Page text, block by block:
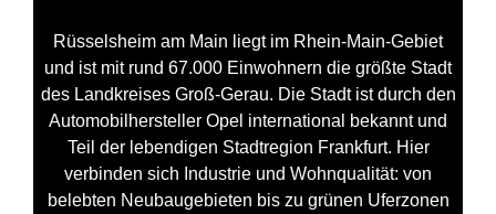
Rüsselsheim am Main liegt im Rhein-Main-Gebiet
und ist mit rund 67.000 Einwohnern die größte Stadt
des Landkreises Groß-Gerau. Die Stadt ist durch den
Automobilhersteller Opel international bekannt und
Teil der lebendigen Stadtregion Frankfurt. Hier
verbinden sich Industrie und Wohnqualität: von
belebten Neubaugebieten bis zu grünen Uferzonen